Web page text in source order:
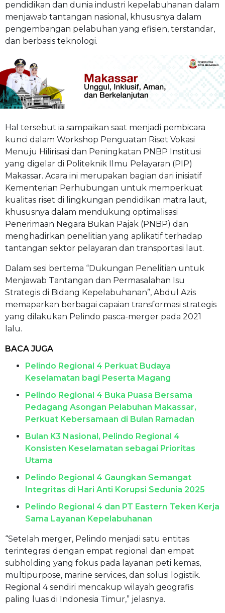
pendidikan dan dunia industri kepelabuhanan dalam
menjawab tantangan nasional, khususnya dalam
pengembangan pelabuhan yang efisien, terstandar,
dan berbasis teknologi.
Hal tersebut ia sampaikan saat menjadi pembicara
kunci dalam Workshop Penguatan Riset Vokasi
Menuju Hilirisasi dan Peningkatan PNBP Institusi
yang digelar di Politeknik Ilmu Pelayaran (PIP)
Makassar. Acara ini merupakan bagian dari inisiatif
Kementerian Perhubungan untuk memperkuat
kualitas riset di lingkungan pendidikan matra laut,
khususnya dalam mendukung optimalisasi
Penerimaan Negara Bukan Pajak (PNBP) dan
menghadirkan penelitian yang aplikatif terhadap
tantangan sektor pelayaran dan transportasi laut.
Dalam sesi bertema “Dukungan Penelitian untuk
Menjawab Tantangan dan Permasalahan Isu
Strategis di Bidang Kepelabuhanan”, Abdul Azis
memaparkan berbagai capaian transformasi strategis
yang dilakukan Pelindo pasca-merger pada 2021
lalu.
BACA JUGA
Pelindo Regional 4 Perkuat Budaya
Keselamatan bagi Peserta Magang
Pelindo Regional 4 Buka Puasa Bersama
Pedagang Asongan Pelabuhan Makassar,
Perkuat Kebersamaan di Bulan Ramadan
Bulan K3 Nasional, Pelindo Regional 4
Konsisten Keselamatan sebagai Prioritas
Utama
Pelindo Regional 4 Gaungkan Semangat
Integritas di Hari Anti Korupsi Sedunia 2025
Pelindo Regional 4 dan PT Eastern Teken Kerja
Sama Layanan Kepelabuhanan
“Setelah merger, Pelindo menjadi satu entitas
terintegrasi dengan empat regional dan empat
subholding yang fokus pada layanan peti kemas,
multipurpose, marine services, dan solusi logistik.
Regional 4 sendiri mencakup wilayah geografis
paling luas di Indonesia Timur,” jelasnya.